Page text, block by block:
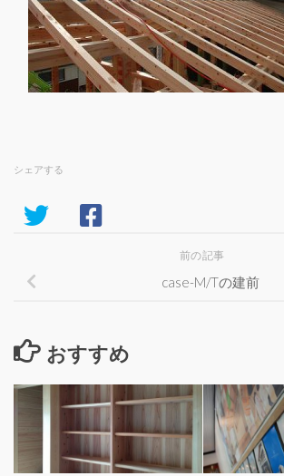
シェアする
前の記事
case-M/Tの建前
おすすめ